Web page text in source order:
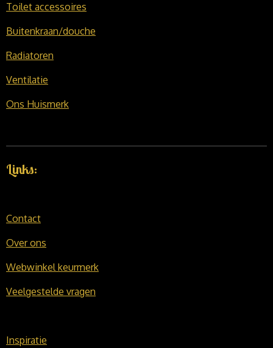
Toilet accessoires
Buitenkraan/douche
Radiatoren
Ventilatie
Ons Huismerk
Links:
Contact
Over ons
Webwinkel keurmerk
Veelgestelde vragen
Inspiratie